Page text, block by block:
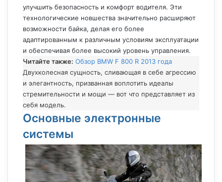
улучшить безопасность и комфорт водителя. Эти
технологические новшества значительно расширяют
возможности байка, делая его более
адаптированным к различным условиям эксплуатации
и обеспечивая более высокий уровень управления.
Читайте также: Обзор BMW F 800 R 2013 года
Двухколесная сущность, сливающая в себе агрессию
и элегантность, призванная воплотить идеалы
стремительности и мощи — вот что представляет из
себя модель.
Основные электронные
системы